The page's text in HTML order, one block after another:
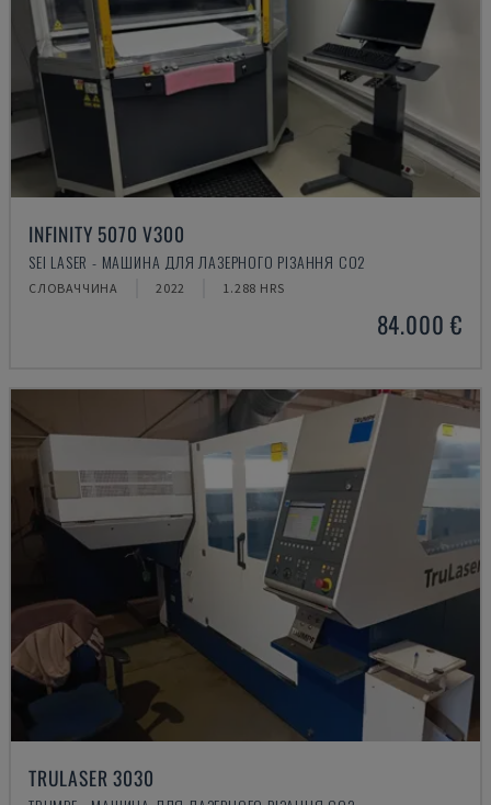
INFINITY 5070 V300
SEI LASER - МАШИНА ДЛЯ ЛАЗЕРНОГО РІЗАННЯ CO2
СЛОВАЧЧИНА 2022 1.288 HRS
84.000 €
TRULASER 3030